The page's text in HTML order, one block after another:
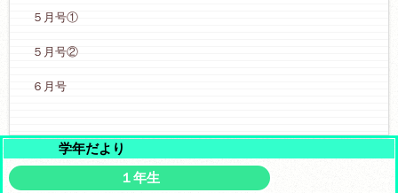
５月号①
５月号②
６月号
学年だより
１年生